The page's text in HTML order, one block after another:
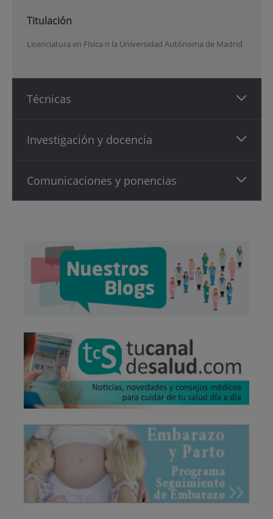
Titulación
Licenciatura en Física n la Universidad Autónoma de Madrid
Técnicas
Investigación y docencia
Comunicaciones y ponencias